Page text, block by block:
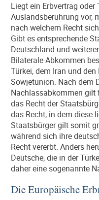
Liegt ein Erbvertrag
Auslandsberührung vor,
nach welchem Recht
Gibt es entsprechende
Deutschland und
Bilaterale Abkommen
Türkei, dem Iran und
Sowjetunion. Nach dem
Nachlassabkommen gilt
das Recht der
das Recht, in dem diese
Staatsbürger gilt somit
während sich ihre
Recht vererbt. Anders
Deutsche, die in der
daher eine sogenannte
Die Europäische